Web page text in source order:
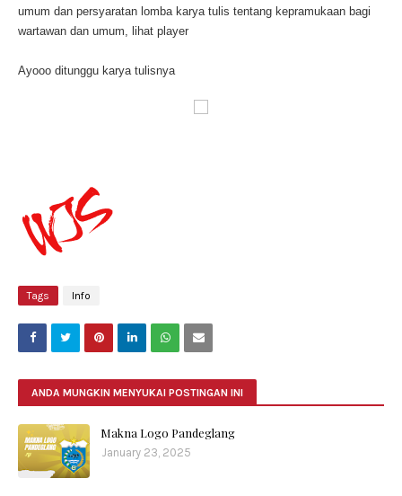
umum dan persyaratan lomba karya tulis tentang kepramukaan bagi
wartawan dan umum, lihat player
Ayooo ditunggu karya tulisnya
Tags Info
ANDA MUNGKIN MENYUKAI POSTINGAN INI
Makna Logo Pandeglang
January 23, 2025